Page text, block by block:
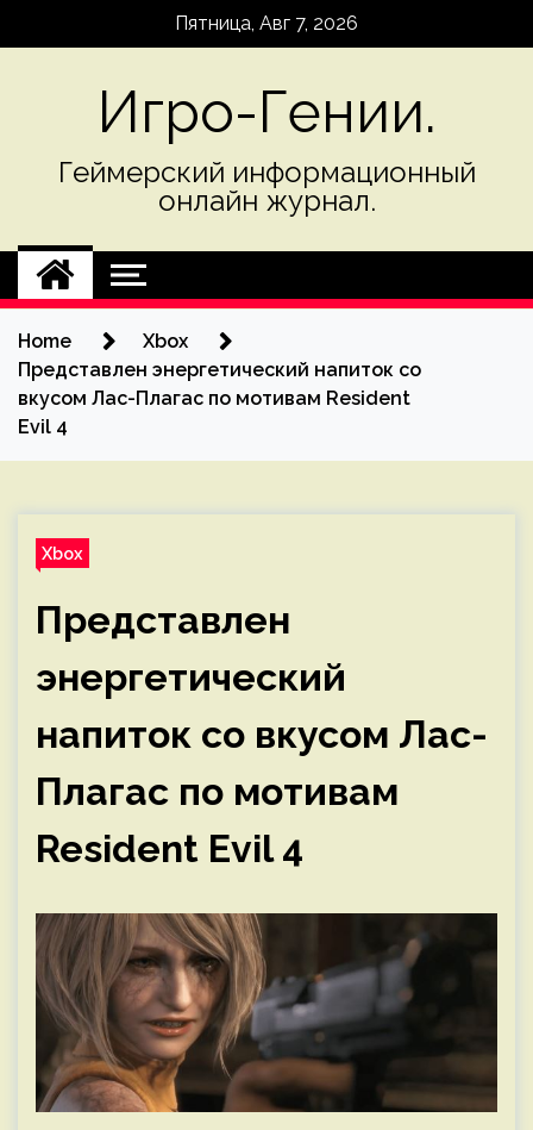
Пятница, Авг 7, 2026
Игро-Гении.
Геймерский информационный
онлайн журнал.
Home
Xbox
Представлен энергетический напиток со
вкусом Лас-Плагас по мотивам Resident
Evil 4
Xbox
Представлен
энергетический
напиток со вкусом Лас-
Плагас по мотивам
Resident Evil 4